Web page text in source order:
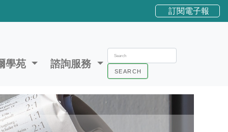
訂閱電子報
學苑 諮詢服務
SEARCH